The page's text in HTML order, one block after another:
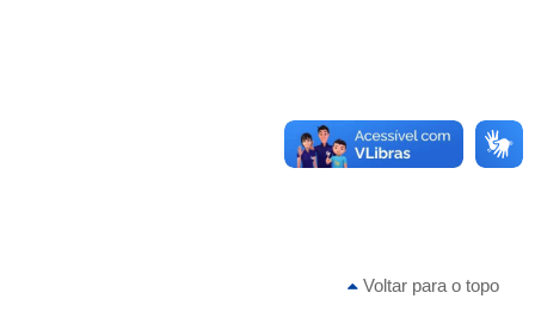
Voltar para o topo